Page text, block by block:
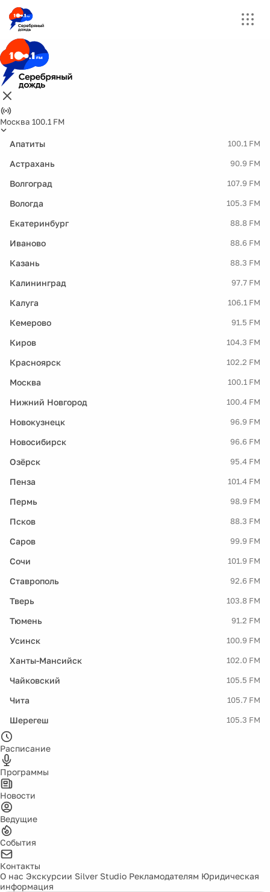
Москва 100.1 FM
Апатиты 100.1 FM
Астрахань 90.9 FM
Волгоград 107.9 FM
Вологда 105.3 FM
Екатеринбург 88.8 FM
Иваново 88.6 FM
Казань 88.3 FM
Калининград 97.7 FM
Калуга 106.1 FM
Кемерово 91.5 FM
Киров 104.3 FM
Красноярск 102.2 FM
Москва 100.1 FM
Нижний Новгород 100.4 FM
Новокузнецк 96.9 FM
Новосибирск 96.6 FM
Озёрск 95.4 FM
Пенза 101.4 FM
Пермь 98.9 FM
Псков 88.3 FM
Саров 99.9 FM
Сочи 101.9 FM
Ставрополь 92.6 FM
Тверь 103.8 FM
Тюмень 91.2 FM
Усинск 100.9 FM
Ханты-Мансийск 102.0 FM
Чайковский 105.5 FM
Чита 105.7 FM
Шерегеш 105.3 FM
Расписание
Программы
Новости
Ведущие
События
Контакты
О нас Экскурсии Silver Studio Рекламодателям Юридическая
информация